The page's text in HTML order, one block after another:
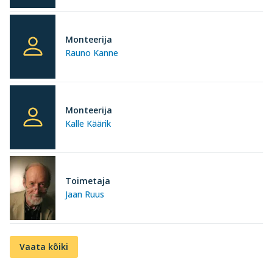
Rauno Kanne
Monteerija
Kalle Käärik
Monteerija
Jaan Ruus
Toimetaja
Vaata kõiki